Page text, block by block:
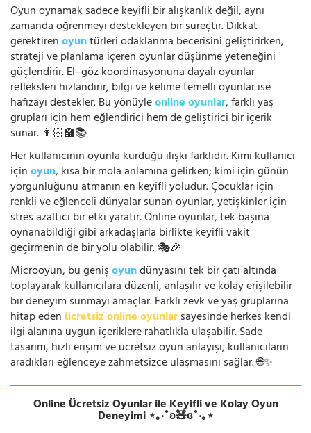
Oyun oynamak sadece keyifli bir alışkanlık değil, aynı
zamanda öğrenmeyi destekleyen bir süreçtir. Dikkat
gerektirenoyuntürleri odaklanma becerisini geliştirirken,
strateji ve planlama içeren oyunlar düşünme yeteneğini
güçlendirir. El–göz koordinasyonuna dayalı oyunlar
refleksleri hızlandırır, bilgi ve kelime temelli oyunlar ise
hafızayı destekler. Bu yönüyleonline oyunlar, farklı yaş
grupları için hem eğlendirici hem de geliştirici bir içerik
sunar. 👩🏻‍🏫📚
Her kullanıcının oyunla kurduğu ilişki farklıdır. Kimi kullanıcı
içinoyun, kısa bir mola anlamına gelirken; kimi için günün
yorgunluğunu atmanın en keyifli yoludur. Çocuklar için
renkli ve eğlenceli dünyalar sunan oyunlar, yetişkinler için
stres azaltıcı bir etki yaratır. Online oyunlar, tek başına
oynanabildiği gibi arkadaşlarla birlikte keyifli vakit
geçirmenin de bir yolu olabilir. 🎭🎉
Microoyun, bu genişoyundünyasını tek bir çatı altında
toplayarak kullanıcılara düzenli, anlaşılır ve kolay erişilebilir
bir deneyim sunmayı amaçlar. Farklı zevk ve yaş gruplarına
hitap eden ücretsiz online oyunlarsayesinde herkes kendi
ilgi alanına uygun içeriklere rahatlıkla ulaşabilir. Sade
tasarım, hızlı erişim ve ücretsiz oyun anlayışı, kullanıcıların
aradıkları eğlenceye zahmetsizce ulaşmasını sağlar. 🌐✨
Online Ücretsiz Oyunlar ile Keyifli ve Kolay Oyun
Deneyimi ⋆｡‧˚ʚ🧸ɞ˚‧｡⋆